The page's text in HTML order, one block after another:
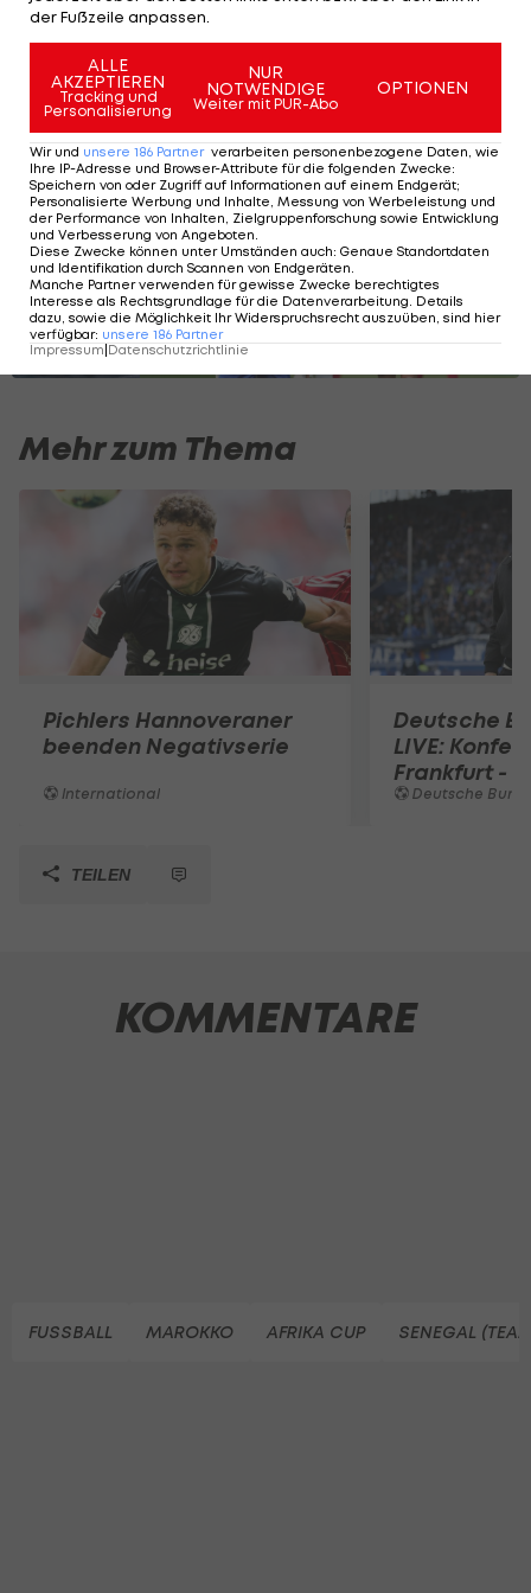
das ist definitiv kein Zufall".
Mit ÖFB! Diese Nationen haben ihr Ticket
für die WM 2026 fix
SLIDESHOW
STARTEN
Mehr zum Thema
Pichlers Hannoveraner
beenden Negativserie
International
Deutsche
LIVE:
Frankfurt -
Deutsche
TEILEN
KOMMENTARE
FUSSBALL MAROKKO AFRIKA CUP SENEGAL
der Fußzeile anpassen.
ALLE
AKZEPTIEREN
Tracking und
Personalisierung
NUR
NOTWENDIGE
Weiter mit PUR-Abo
OPTIONEN
Wir und unsere 186 Partner verarbeiten personenbezogene Daten, wie
Ihre IP-Adresse und Browser-Attribute für die folgenden Zwecke:
Speichern von oder Zugriff auf Informationen auf einem Endgerät;
Personalisierte Werbung und Inhalte, Messung von Werbeleistung und
der Performance von Inhalten, Zielgruppenforschung sowie Entwicklung
und Verbesserung von Angeboten
Diese Zwecke können unter Umständen auch: Genaue Standortdaten
und Identifikation durch Scannen von Endgeräten
Manche Partner verwenden für gewisse Zwecke berechtigtes
Interesse als Rechtsgrundlage für die Datenverarbeitung. Details
dazu, sowie die Möglichkeit Ihr Widerspruchsrecht auszuüben, sind hier
verfügbar: unsere 186 Partner
Impressum|Datenschutzrichtlinie